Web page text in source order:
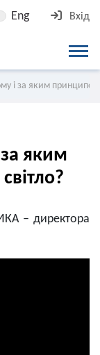
Eng Вхід
і за яким
яким
– директора